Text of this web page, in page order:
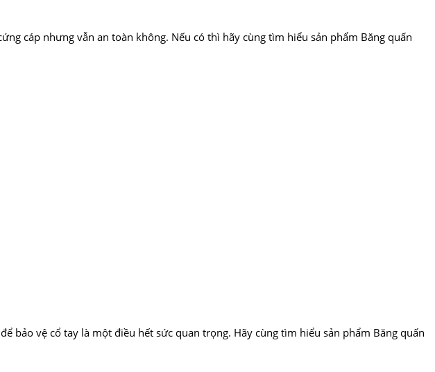
cáp nhưng vẫn an toàn không. Nếu có thì hãy cùng tìm hiểu sản phẩm Băng quấn
bảo vệ cổ tay là một điều hết sức quan trọng. Hãy cùng tìm hiểu sản phẩm Băng quấn